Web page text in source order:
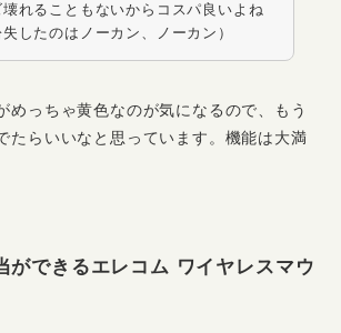
壊れることもないからコスパ良いよね
失したのはノーカン、ノーカン）
めっちゃ黄色なのが気になるので、もう
たらいいなと思っています。機能は大満
ができるエレコム ワイヤレスマウ